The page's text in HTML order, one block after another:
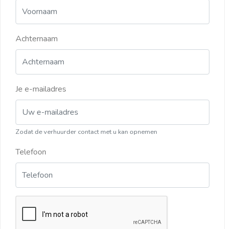
Achternaam
Je e-mailadres
Zodat de verhuurder contact met u kan opnemen
Telefoon